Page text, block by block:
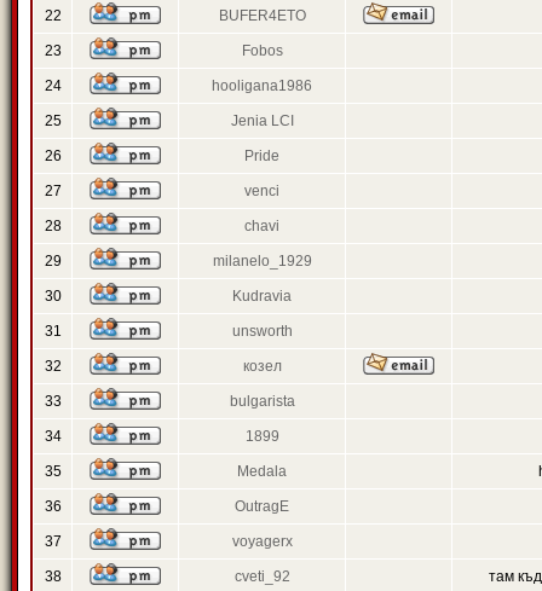
22 BUFER4ETO
23 Fobos
24 hooligana1986
25 Jenia LCI
26 Pride
27 venci
28 chavi
29 milanelo_1929
30 Kudravia
31 unsworth
32 козел
33 bulgarista
34 1899
35 Medala
36 OutragE
37 voyagerx
38 cveti_92 там